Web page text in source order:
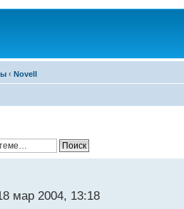
‹ Novell
мар 2004, 13:18